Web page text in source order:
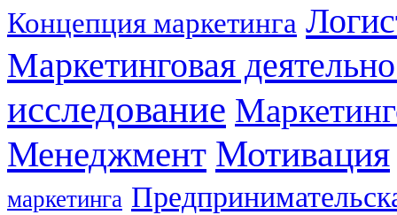
Концепция маркетинга
Маркетинговая
исследование
Менеджмент Мотивация
маркетинга